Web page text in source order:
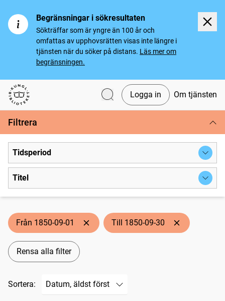
Begränsningar i sökresultaten
Sökträffar som är yngre än 100 år och
omfattas av upphovsrätten visas inte längre i
tjänsten när du söker på distans. Läs mer om
begränsningen.
Svenska tidningar
Logga in Om tjänsten
Filtrera
Tidsperiod
Titel
Från 1850-09-01 Till 1850-09-30
Rensa alla filter
Sortera: